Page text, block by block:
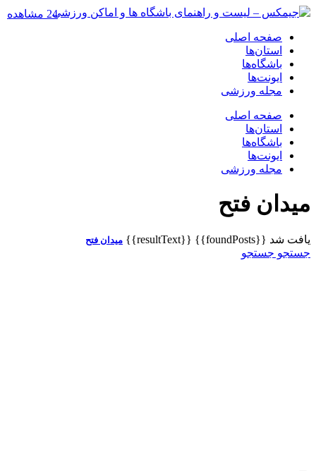
صفحه اصلی
استان‌ها
باشگاه‌ها
ایونت‌ها
مجله ورزشی
صفحه اصلی
استان‌ها
باشگاه‌ها
ایونت‌ها
مجله ورزشی
میدان فتح
یافت شد {{foundPosts}}
{{resultText}} میدان فتح
جستجو جستجو
24 مشاهده